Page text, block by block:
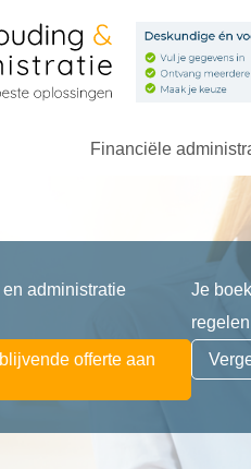
Financiële
administratie
offerte aan
Je
regelen